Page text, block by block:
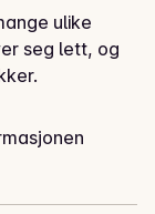
ulike
seg lett, og